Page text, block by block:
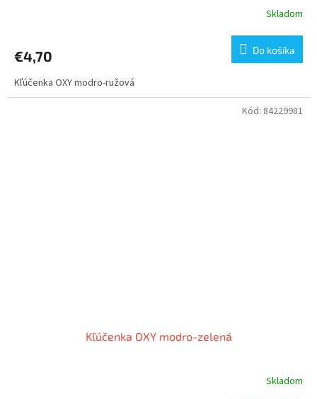
Skladom
€4,70 Do košíka
Kľúčenka OXY modro-ružová
Kľúčenka OXY modro-zelená
Skladom
Kód: 84229981